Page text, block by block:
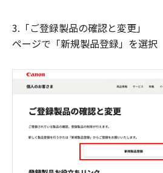
3.「ご登録製品の確認と変更」
ページで「新規製品登録」を選択